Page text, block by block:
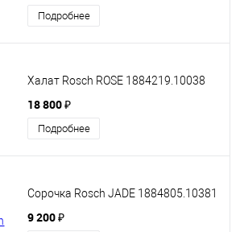
Подробнее
Халат Rosch ROSE 1884219.10038
18 800 ₽
Подробнее
Сорочка Rosch JADE 1884805.10381
9 200 ₽